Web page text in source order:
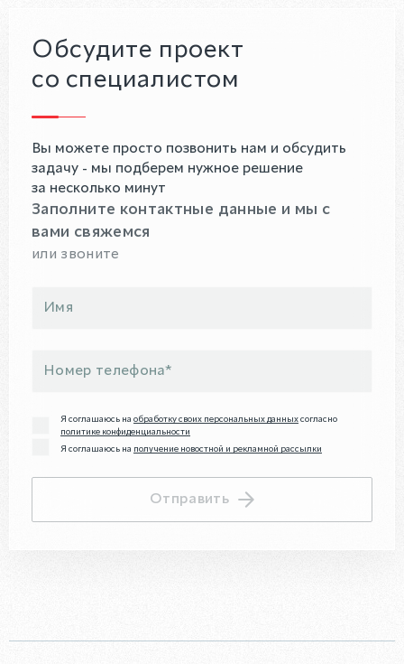
Обсудите проект
со специалистом
Вы можете просто позвонить нам и обсудить
задачу - мы подберем нужное решение
за несколько минут
Заполните контактные данные и мы с
вами свяжемся
или звоните
Я соглашаюсь на обработку своих персональных данных согласно
политике конфиденциальности
Я соглашаюсь на получение новостной и рекламной рассылки
Отправить